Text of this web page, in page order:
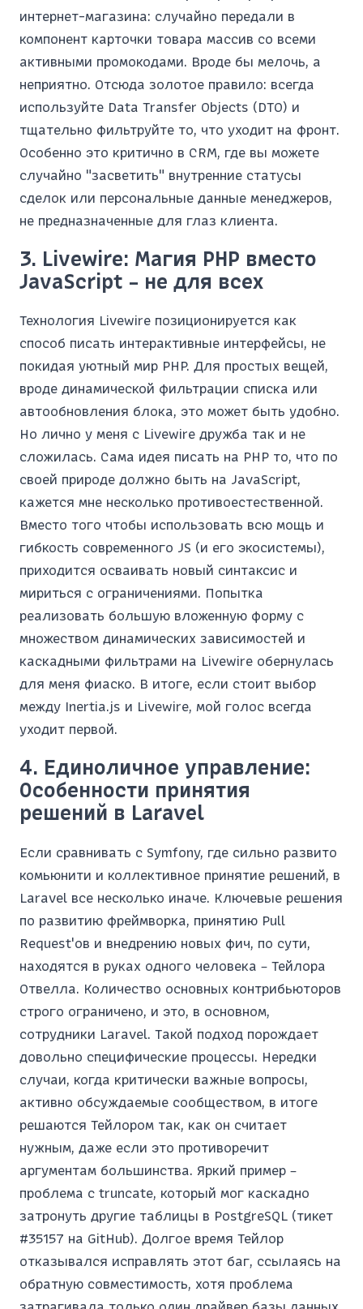
интернет-магазина: случайно передали в
компонент карточки товара массив со всеми
активными промокодами. Вроде бы мелочь, а
неприятно. Отсюда золотое правило: всегда
используйте Data Transfer Objects (DTO) и
тщательно фильтруйте то, что уходит на фронт.
Особенно это критично в CRM, где вы можете
случайно "засветить" внутренние статусы
сделок или персональные данные менеджеров,
не предназначенные для глаз клиента.
3. Livewire: Магия PHP вместо
JavaScript – не для всех
Технология Livewire позиционируется как
способ писать интерактивные интерфейсы, не
покидая уютный мир PHP. Для простых вещей,
вроде динамической фильтрации списка или
автообновления блока, это может быть удобно.
Но лично у меня с Livewire дружба так и не
сложилась. Сама идея писать на PHP то, что по
своей природе должно быть на JavaScript,
кажется мне несколько противоестественной.
Вместо того чтобы использовать всю мощь и
гибкость современного JS (и его экосистемы),
приходится осваивать новый синтаксис и
мириться с ограничениями. Попытка
реализовать большую вложенную форму с
множеством динамических зависимостей и
каскадными фильтрами на Livewire обернулась
для меня фиаско. В итоге, если стоит выбор
между Inertia.js и Livewire, мой голос всегда
уходит первой.
4. Единоличное управление:
Особенности принятия
решений в Laravel
Если сравнивать с Symfony, где сильно развито
комьюнити и коллективное принятие решений, в
Laravel все несколько иначе. Ключевые решения
по развитию фреймворка, принятию Pull
Request'ов и внедрению новых фич, по сути,
находятся в руках одного человека – Тейлора
Отвелла. Количество основных контрибьюторов
строго ограничено, и это, в основном,
сотрудники Laravel. Такой подход порождает
довольно специфические процессы. Нередки
случаи, когда критически важные вопросы,
активно обсуждаемые сообществом, в итоге
решаются Тейлором так, как он считает
нужным, даже если это противоречит
аргументам большинства. Яркий пример –
проблема с truncate, который мог каскадно
затронуть другие таблицы в PostgreSQL (тикет
#35157 на GitHub). Долгое время Тейлор
отказывался исправлять этот баг, ссылаясь на
обратную совместимость, хотя проблема